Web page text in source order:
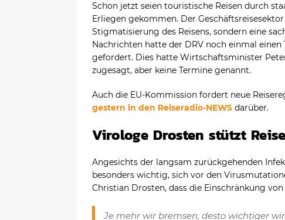
Schon jetzt seien touristische Reisen durch
Erliegen gekommen. Der
Stigmatisierung des Reisens, sondern eine
Nachrichten hatte der DRV noch einmal
gefordert. Dies hatte Wirtschaftsminister
zugesagt, aber keine Termine genannt.
Auch die EU-Kommission fordert neue
gestern in den Reiseradio-NEWS darüber.
Virologe Drosten stützt
Angesichts der langsam zurückgehenden
besonders wichtig, sich vor den
Christian Drosten, dass die Einschränkung
Je mehr wir bremsen, desto wichtiger